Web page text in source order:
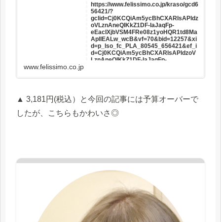
https://www.felissimo.co.jp/kraso/gcd6
56421/?
gclid=Cj0KCQiAm5ycBhCXARIsAPldz
oVLznAneQIKkZ1DF-IaJaqFp-
eEacIXjbVSM4FRe08z1yoHQR1td8Ma
ApllEALw_wcB&vf=70&bid=12257&xi
d=p_lso_fc_PLA_80545_656421&ef_i
d=Cj0KCQiAm5ycBhCXARIsAPldzoV
LznAneQIKkZ1DF-IaJaqFp-
7!3!164813372326!!!g!142139550972!
www.felissimo.co.jp
▲ 3,181円(税込）と今回の記事には予算オーバーで
したが、こちらもかわいさ◎